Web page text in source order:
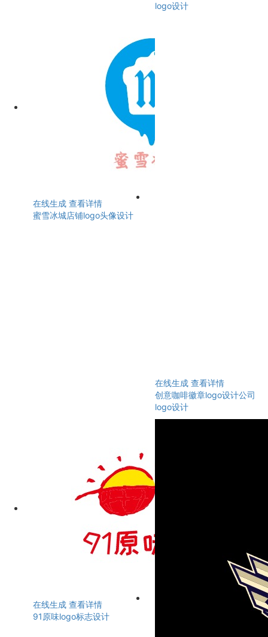
logo设计
在线生成 查看详情
蜜雪冰城店铺logo头像设计
在线生成 查看详情
创意咖啡徽章logo设计公司
logo设计
在线生成 查看详情
91原味logo标志设计